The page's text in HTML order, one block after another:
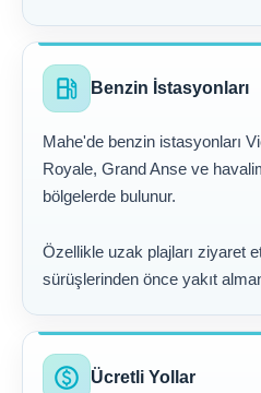
local_gas_station Benzin İstasyonları
Mahe'de benzin istasyonları
Royale, Grand Anse ve
bölgelerde bulunur.
Özellikle uzak plajları ziyaret
sürüşlerinden önce yakıt
paid Ücretli Yollar